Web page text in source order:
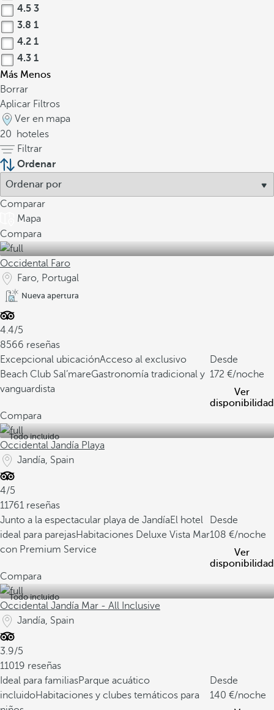
4.5 3
3.8 1
4.2 1
4.3 1
Más Menos
Borrar
Aplicar Filtros
Ver en mapa
20
hoteles
Filtrar
Ordenar
Comparar
Mapa
Compara
Occidental Faro
Faro, Portugal
Nueva apertura
4.4/5
8566 reseñas
Excepcional ubicaciónAcceso al exclusivo
Beach Club Sal’mareGastronomía tradicional y
vanguardista
Desde
172
/noche
Ver
disponibilidad
Compara
Todo incluido
Occidental Jandía Playa
Jandía, Spain
4/5
11761 reseñas
Junto a la espectacular playa de JandíaEl hotel
ideal para parejasHabitaciones Deluxe Vista Mar
con Premium Service
Desde
108
/noche
Ver
disponibilidad
Compara
Todo incluido
Occidental Jandía Mar - All Inclusive
Jandía, Spain
3.9/5
11019 reseñas
Ideal para familiasParque acuático
incluidoHabitaciones y clubes temáticos para
Desde
140
/noche